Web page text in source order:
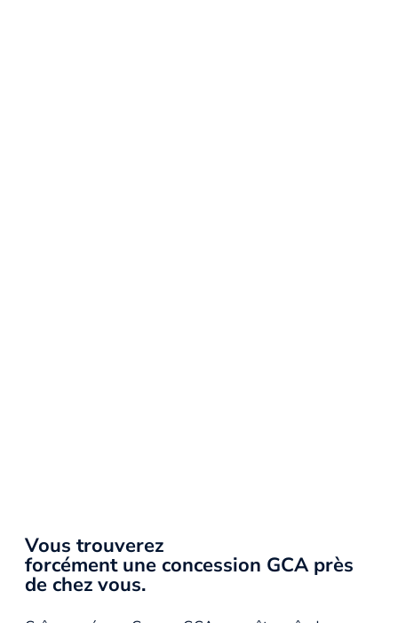
Vous trouverez
forcément une concession GCA près
de chez vous.